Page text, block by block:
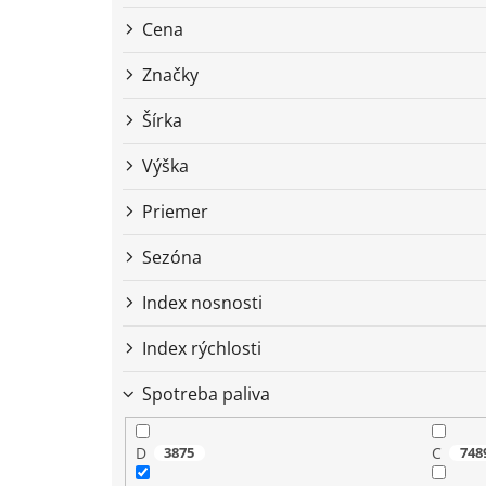
Cena
Značky
Šírka
Výška
Priemer
Sezóna
Index nosnosti
Index rýchlosti
Spotreba paliva
D 3875 C